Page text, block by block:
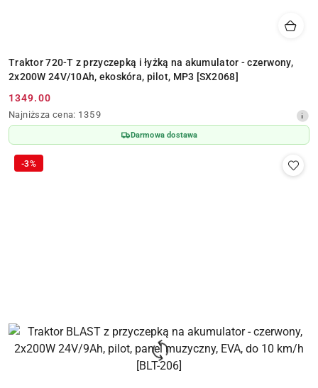
Traktor 720-T z przyczepką i łyżką na akumulator - czerwony,
2x200W 24V/10Ah, ekoskóra, pilot, MP3 [SX2068]
Cena
promocyjna:
1349.00
Najniższa
cena
z
30
Najniższa cena: 1359
Darmowa dostawa
-3%